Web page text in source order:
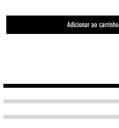
Adicionar ao carrinho